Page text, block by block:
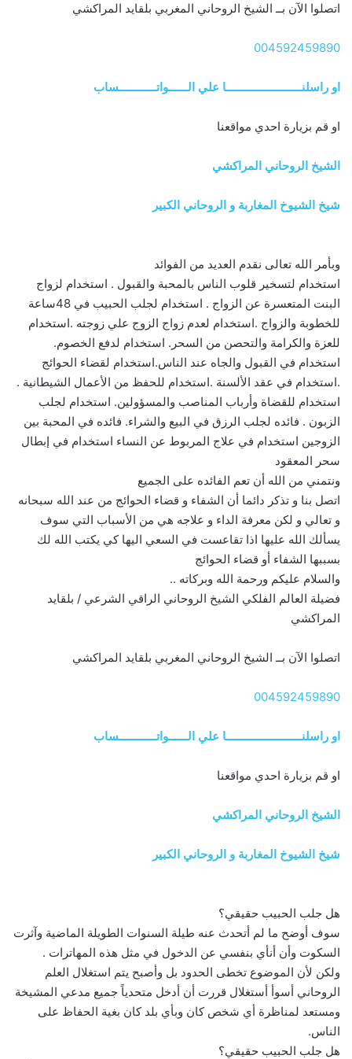
اتصلوا الآن بــ الشيخ الروحاني المغربي بلقايد المراكشي
004592459890
او راسلنــــــــــــــــــــــــا علي الــــــواتــــــــــــساب
او قم بزيارة احدي مواقعنا
الشيخ الروحاني المراكشي
شيخ الشيوخ المغاربة و الروحاني الكبير
وبأمر الله تعالى نقدم العديد من الفوائد
استخدام لتسخير قلوب الناس بالمحبة والقبول . استخدام لزواج
البنت المتعسرة عن الزواج . استخدام لجلب الحبيب في 48ساعة
للخطوبة والزواج .استخدام لعدم زواج الزوج علي زوجته .استخدام
للعزة والكرامة والتحصن من السحر. استخدام لدفع الخصوم.
استخدام في القبول والجاه عند الناس.استخدام لقضاء الحوائج
.استخدام في عقد الألسنة .استخدام للحفظ من الأعمال الشيطانية .
استخدام للقضاة وأرباب المناصب والمسؤولين. استخدام لجلب
الزبون . فائده لجلب الرزق في البيع والشراء. فائده في المحبة بين
الزوجين استخدام في علاج المربوط عن النساء استخدام في إبطال
سحر المعقود
ونتمني من الله أن تعم الفائده على الجميع
اتصل بنا و تذكر دائما أن الشفاء و قضاء الحوائج من عند الله سبحانه
و تعالي و لكن معرفة الداء و علاجه هي من الأسباب التي سوف
يسألك الله عليها اذا تقاعست في السعي اليها كي يكتب الله لك
بسببها الشفاء أو قضاء الحوائج
والسلام عليكم ورحمة الله وبركاته ..
فضيلة العالم الفلكي الشيخ الروحاني الراقي الشرعي / بلقايد
المراكشي
اتصلوا الآن بــ الشيخ الروحاني المغربي بلقايد المراكشي
004592459890
او راسلنــــــــــــــــــــــــا علي الــــــواتــــــــــــساب
او قم بزيارة احدي مواقعنا
الشيخ الروحاني المراكشي
شيخ الشيوخ المغاربة و الروحاني الكبير
هل جلب الحبيب حقيقي؟
سوف أوضح ما لم أتحدث عنه طيلة السنوات الطويلة الماضية وآثرت
السكوت وأن أنأي بنفسي عن الدخول في مثل هذه المهاترات .
ولكن لأن الموضوع تخطى الحدود بل وأصبح يتم استغلال العلم
الروحاني أسوأ أستغلال قررت أن أدخل متحدياً جميع مدعي المشيخة
ومستعد لمناظرة أي شخص كان وبأي بلد كان بغية الحفاظ على
الناس.
هل جلب الحبيب حقيقي؟